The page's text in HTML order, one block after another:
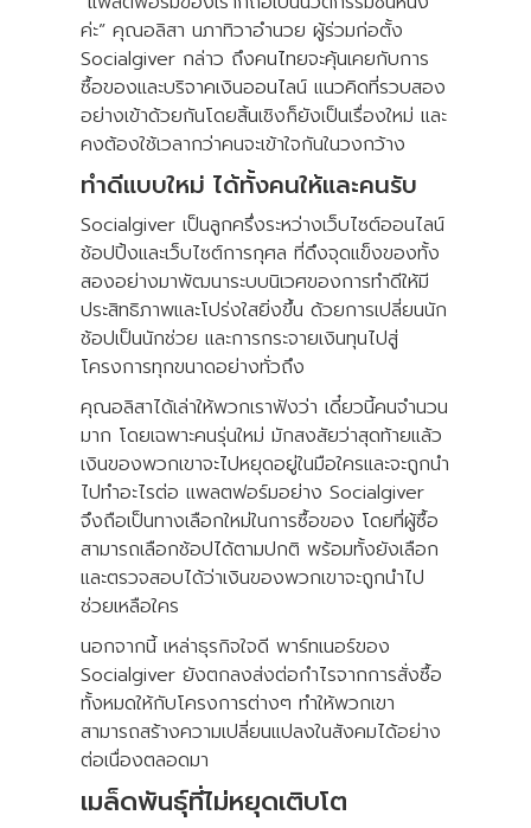
ค่ะ” คุณอลิสา นภาทิวาอำนวย ผู้ร่วมก่อตั้ง
Socialgiver กล่าว ถึงคนไทยจะคุ้นเคยกับการ
ซื้อของและบริจาคเงินออนไลน์ แนวคิดที่รวบสอง
อย่างเข้าด้วยกันโดยสิ้นเชิงก็ยังเป็นเรื่องใหม่ และ
คงต้องใช้เวลากว่าคนจะเข้าใจกันในวงกว้าง
ทำดีแบบใหม่ ได้ทั้งคนให้และคนรับ
Socialgiver เป็นลูกครึ่งระหว่างเว็บไซต์ออนไลน์
ช้อปปิ้งและเว็บไซต์การกุศล ที่ดึงจุดแข็งของทั้ง
สองอย่างมาพัฒนาระบบนิเวศของการทำดีให้มี
ประสิทธิภาพและโปร่งใสยิ่งขึ้น ด้วยการเปลี่ยนนัก
ช้อปเป็นนักช่วย และการกระจายเงินทุนไปสู่
โครงการทุกขนาดอย่างทั่วถึง
คุณอลิสาได้เล่าให้พวกเราฟังว่า เดี๋ยวนี้คนจำนวน
มาก โดยเฉพาะคนรุ่นใหม่ มักสงสัยว่าสุดท้ายแล้ว
เงินของพวกเขาจะไปหยุดอยู่ในมือใครและจะถูกนำ
ไปทำอะไรต่อ แพลตฟอร์มอย่าง Socialgiver
จึงถือเป็นทางเลือกใหม่ในการซื้อของ โดยที่ผู้ซื้อ
สามารถเลือกช้อปได้ตามปกติ พร้อมทั้งยังเลือก
และตรวจสอบได้ว่าเงินของพวกเขาจะถูกนำไป
ช่วยเหลือใคร
นอกจากนี้ เหล่าธุรกิจใจดี พาร์ทเนอร์ของ
Socialgiver ยังตกลงส่งต่อกำไรจากการสั่งซื้อ
ทั้งหมดให้กับโครงการต่างๆ ทำให้พวกเขา
สามารถสร้างความเปลี่ยนแปลงในสังคมได้อย่าง
ต่อเนื่องตลอดมา
เมล็ดพันธุ์ที่ไม่หยุดเติบโต